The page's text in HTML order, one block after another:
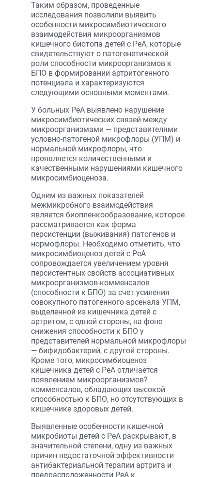
Таким образом, проведенные
исследования позволили выявить
особенности микросимбиотического
взаимодействия микроорганизмов
кишечного биотопа детей с РеА, которые
свидетельствуют о патогенетической
роли способности микроорганизмов к
БПО в формировании артритогенного
потенциала и характеризуются
следующими основными моментами.
У больных РеА выявлено нарушение
микросимбиотических связей между
микроорганизмами — представителями
условно-патогеной микрофлоры (УПМ) и
нормальной микрофлоры, что
проявляется количественными и
качественными нарушениями кишечного
микросимбиоценоза.
Одним из важных показателей
межмикробного взаимодействия
является биопленкообразование, которое
рассматривается как форма
персистенции (выживания) патогенов и
нормофлоры. Необходимо отметить, что
микросимбиоценоз детей с РеА
сопровождается увеличением уровня
персистентных свойств ассоциативных
микроорганизмов-комменсалов
(способности к БПО) за счет усиления
совокупного патогенного арсенала УПМ,
выделенной из кишечника детей с
артритом, с одной стороны, на фоне
снижения способности к БПО у
представителей нормальной микрофлоры
— бифидобактерий, с другой стороны.
Кроме того, микросимбиоценоз
кишечника детей с РеА отличается
появлением микроорганизмов?
комменсалов, обладающих высокой
способностью к БПО, но отсутствующих в
кишечнике здоровых детей.
Выявленные особенности кишечной
микробиоты детей с РеА раскрывают, в
значительной степени, одну из важных
причин недостаточной эффективности
антибактериальной терапии артрита и
предрасположенности РеА к